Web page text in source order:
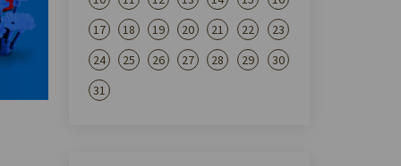
17
18 19 20 21 22
23
24
25 26 27 28 29
30
31